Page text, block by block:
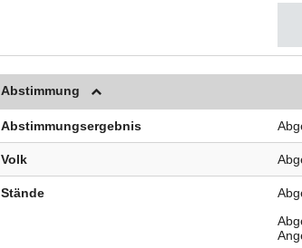
Abstimmung
Abstimmungsergebnis
Volk
Stände